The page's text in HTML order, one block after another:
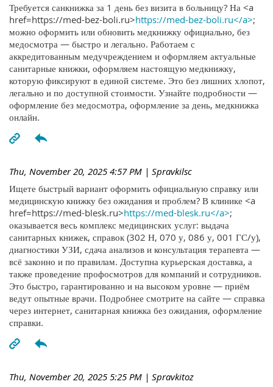
Требуется санкнижка за 1 день без визита в больницу? На <a
href=https://med-bez-boli.ru>https://med-bez-boli.ru</a>;
можно оформить или обновить медкнижку официально, без
медосмотра — быстро и легально. Работаем с
аккредитованным медучреждением и оформляем актуальные
санитарные книжки, оформляем настоящую медкнижку,
которую фиксируют в единой системе. Это без лишних хлопот,
легально и по доступной стоимости. Узнайте подробности —
оформление без медосмотра, оформление за день, медкнижка
онлайн.
Thu, November 20, 2025 4:57 PM | Spravkilsc
Ищете быстрый вариант оформить официальную справку или
медицинскую книжку без ожидания и проблем? В клинике <a
href=https://med-blesk.ru>https://med-blesk.ru</a>;
оказывается весь комплекс медицинских услуг: выдача
санитарных книжек, справок (302 Н, 070 у, 086 у, 001 ГС/у),
диагностики УЗИ, сдача анализов и консультация терапевта —
всё законно и по правилам. Доступна курьерская доставка, а
также проведение профосмотров для компаний и сотрудников.
Это быстро, гарантированно и на высоком уровне — приём
ведут опытные врачи. Подробнее смотрите на сайте — справка
через интернет, санитарная книжка без ожидания, оформление
справки.
Thu, November 20, 2025 5:25 PM | Spravkitoz